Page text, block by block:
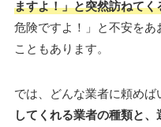
ますよ！」と突然訪ねてく
危険ですよ！」と不安をあ
こともあります。
では、どんな業者に頼めば
してくれる業者の種類と、